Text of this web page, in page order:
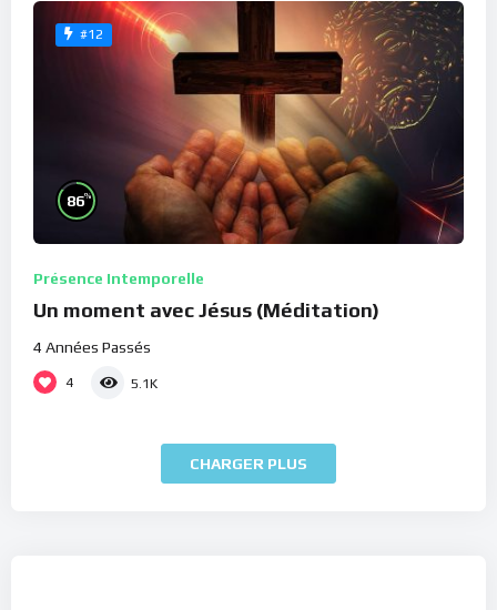
#12
86%
Présence Intemporelle
Un moment avec Jésus (Méditation)
4 Années Passés
4 5.1K
CHARGER PLUS